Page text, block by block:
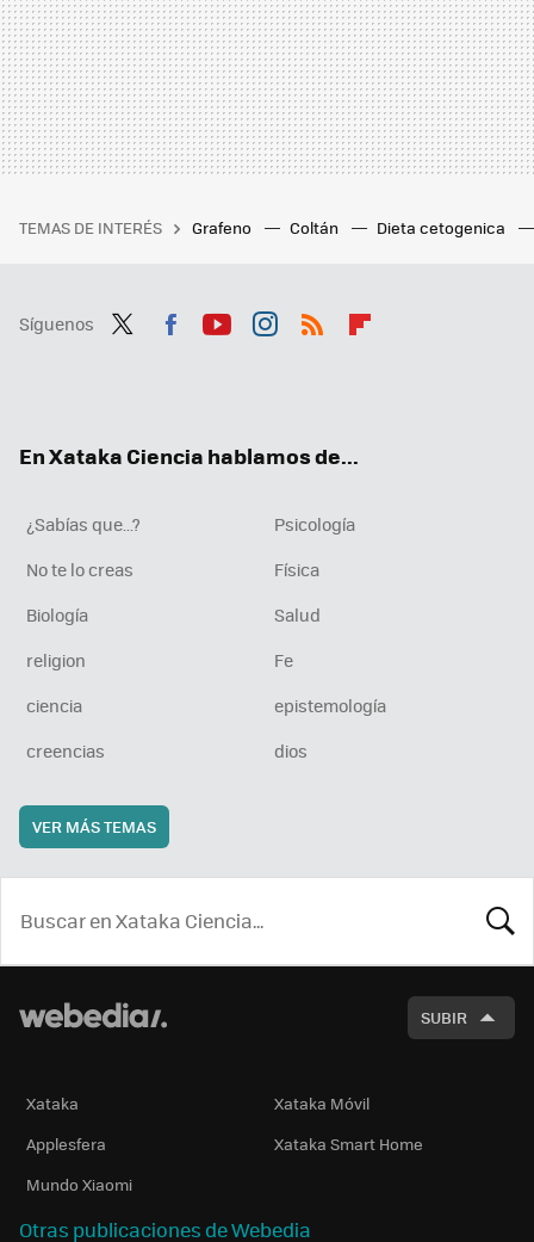
TEMAS DE INTERÉS Grafeno Coltán Dieta cetogenica
Síguenos
En Xataka Ciencia hablamos de...
¿Sabías que...?
Psicología
No te lo creas
Física
Biología
Salud
religion
Fe
ciencia
epistemología
creencias
dios
VER MÁS TEMAS
SUBIR
Xataka
Xataka Móvil
Applesfera
Xataka Smart Home
Mundo Xiaomi
Otras publicaciones de Webedia